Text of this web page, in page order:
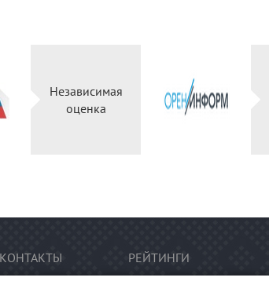
Независимая
оценка
КОНТАКТЫ РЕЙТИНГИ